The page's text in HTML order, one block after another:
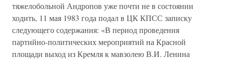
тяжелобольной Андропов уже почти не в состоянии
ходить, 11 мая 1983 года подал в ЦК КПСС записку
следующего содержания: «В период проведения
партийно-политических мероприятий на Красной
площади выход из Кремля к мавзолею В.И. Ленина